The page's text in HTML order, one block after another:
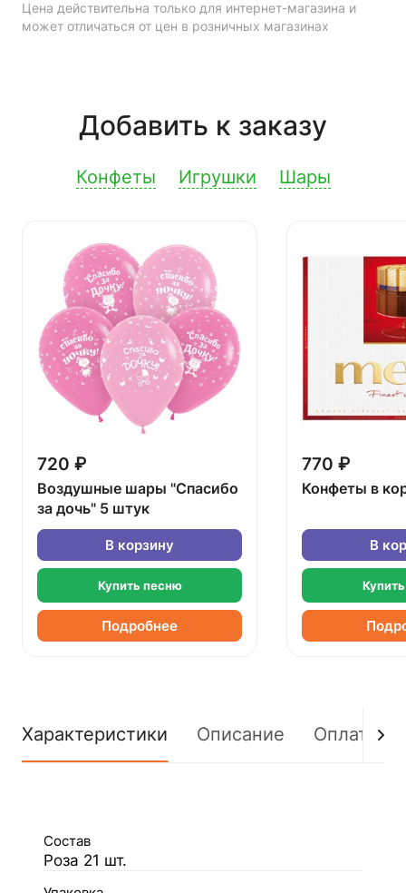
Цена действительна только для интернет-магазина и
может отличаться от цен в розничных магазинах
Добавить к заказу
Конфеты Игрушки Шары
720 ₽
Воздушные шары "Спасибо
за дочь" 5 штук
В корзину
Купить песню
Подробнее
770 ₽
Конфеты в
В
Характеристики Описание Оплата
Состав
Роза 21 шт.